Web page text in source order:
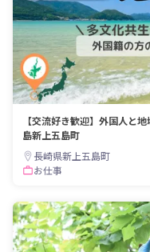
【交流好き歓迎】外国人と
島新上五島町
長崎県新上五島町
お仕事